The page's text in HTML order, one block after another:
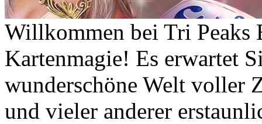
Willkommen bei Tri Peaks
Kartenmagie! Es erwartet
wunderschöne Welt voller
und vieler anderer